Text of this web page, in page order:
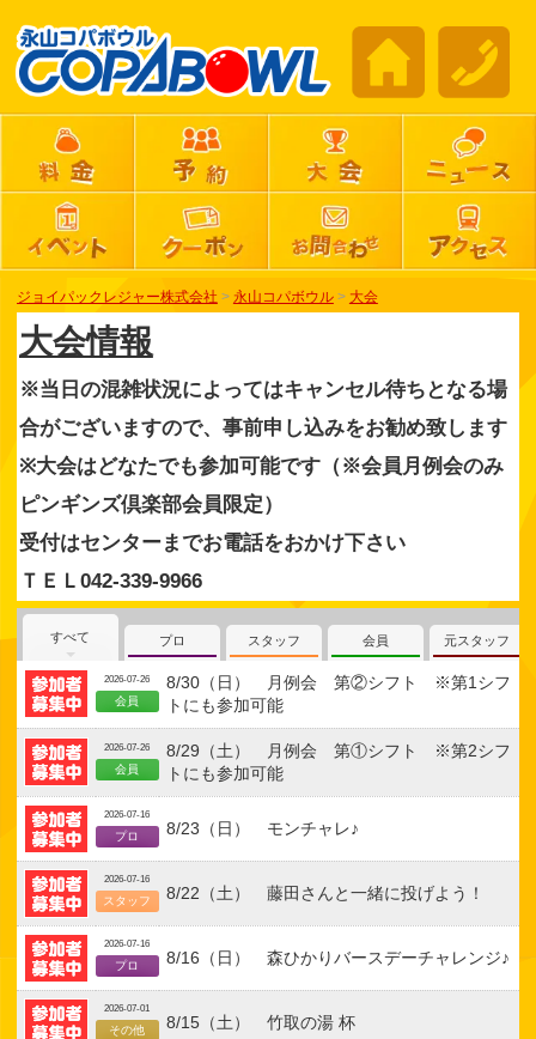
ジョイパックレジャー株式会社 > 永山コパボウル > 大会
大会情報
※当日の混雑状況によってはキャンセル待ちとなる場
合がございますので、事前申し込みをお勧め致します
※大会はどなたでも参加可能です（※会員月例会のみ
ピンギンズ倶楽部会員限定）
受付はセンターまでお電話をおかけ下さい
ＴＥＬ042-339-9966
すべて プロ スタッフ 会員 元スタッフ
2026-07-26
会員
8/30（日） 月例会 第②シフト ※第1シフ
トにも参加可能
2026-07-26
会員
8/29（土） 月例会 第①シフト ※第2シフ
トにも参加可能
2026-07-16
プロ 8/23（日） モンチャレ♪
2026-07-16
スタッフ 8/22（土） 藤田さんと一緒に投げよう！
2026-07-16
プロ 8/16（日） 森ひかりバースデーチャレンジ♪
2026-07-01
その他 8/15（土） 竹取の湯 杯